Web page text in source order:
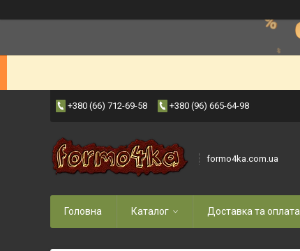
+380 (66) 712-69-58 +380 (96) 665-64-98
formo4ka.com.ua
Головна Каталог Доставка та оплата